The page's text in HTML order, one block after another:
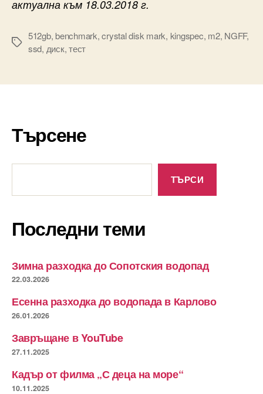
актуална към 18.03.2018 г.
Tags
512gb,benchmark,crystal disk mark, kingspec, m2, NGFF,
ssd, диск,тест
Търсене
ТЪРСИ
Последни теми
Зимна разходка до Сопотския водопад
22.03.2026
Есенна разходка до водопада в Карлово
26.01.2026
Завръщане в YouTube
27.11.2025
Кадър от филма „С деца на море“
10.11.2025